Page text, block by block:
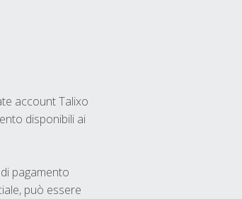
account Talixo
disponibili ai
pagamento
può essere